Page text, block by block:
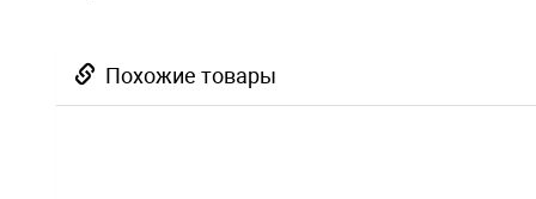
Похожие товары